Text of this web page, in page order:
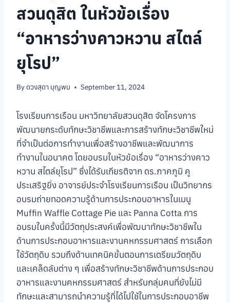
สวนดุสิต ในหัวข้อเรื่อง
“อาหารว่างคาวหวาน สไตล์
ยุโรป”
Byดวงสุดา บุญพบ September 11, 2024
โรงเรียนการเรือน มหาวิทยาลัยสวนดุสิต จัดโครงการ
พัฒนายกระดับทักษะวิชาชีพและการสร้างทักษะวิชาชีพใหม่
ที่จำเป็นต่อการทำงานเพื่อสร้างอาชีพและพัฒนาการ
ทำงานในอนาคต โดยอบรมในหัวข้อเรื่อง “อาหารว่างคาว
หวาน สไตล์ยุโรป” ซึ่งได้รับเกียรติจาก ดร.ภาคภูมิ คู
ประเสริฐยิ่ง อาจารย์ประจำโรงเรียนการเรือน เป็นวิทยากร
อบรมถ่ายทอดความรู้ด้านการประกอบอาหารในเมนู
Muffin Waffle Cottage Pie และ Panna Cotta การ
อบรมในครั้งนี้มีวัตถุประสงค์เพื่อพัฒนาทักษะวิชาชีพใน
ด้านการประกอบอาหารและงานคหกรรมศาสตร์ การเลือก
ใช้วัตถุดิบ รวมถึงด้านเทคนิคขั้นตอนการเตรียมวัตถุดิบ
และเคล็ดลับต่าง ๆ เพื่อสร้างทักษะวิชาชีพด้านการประกอบ
อาหารและงานคหกรรมศาสตร์ สำหรับกลุ่มคนที่ยังไม่มี
ทักษะและสามารถนำความรู้ที่ได้ไปใช้ในการประกอบอาชีพ